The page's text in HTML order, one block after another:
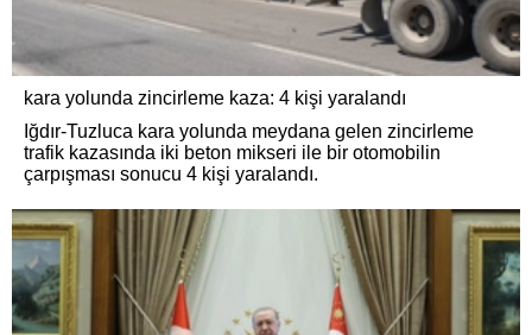
kara yolunda zincirleme kaza: 4 kişi yaralandı
Iğdır-Tuzluca kara yolunda meydana gelen zincirleme
trafik kazasında iki beton mikseri ile bir otomobilin
çarpışması sonucu 4 kişi yaralandı.